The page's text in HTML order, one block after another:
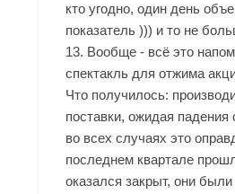
кто угодно, один день
показатель ))) и то не
13. Вообще - всё это
спектакль для отжима
Что получилось:
поставки, ожидая падения
во всех случаях это
последнем квартале
оказался закрыт, они